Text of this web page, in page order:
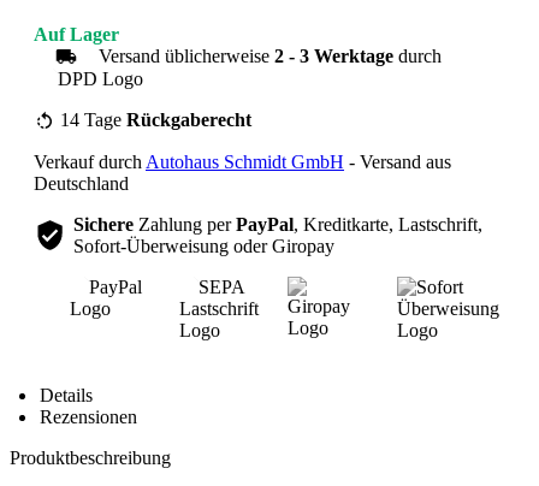
19
20
21
23
25
Auf Lager
Versand üblicherweise 2 - 3 Werktage durch
14 Tage Rückgaberecht
Verkauf durch Autohaus Schmidt GmbH - Versand aus
Deutschland
Sichere Zahlung perPayPal, Kreditkarte, Lastschrift,
Sofort-Überweisung oder Giropay
Details
Rezensionen
Produktbeschreibung